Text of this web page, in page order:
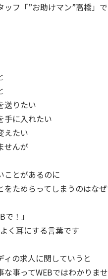
ッフ「”お助けマン”高橋」
送りたい
手に入れたい
えたい
せんが
ことがあるのに
をためらってしまうのはな
で！」
く耳にする言葉です
ィの求人に関していうと
な事ってWEBではわかりませ